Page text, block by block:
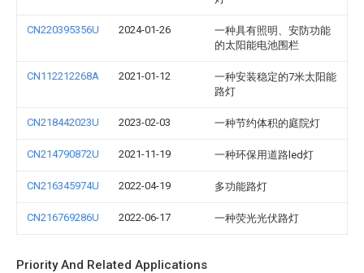
CN220395356U 2024-01-26
一种具有照明、安防功能
的太阳能电池围栏
CN112212268A 2021-01-12
一种安装稳定的7米太阳能
路灯
CN218442023U 2023-02-03 一种节约体积的庭院灯
CN214790872U 2021-11-19 一种环保用道路led灯
CN216345974U 2022-04-19 多功能路灯
CN216769286U 2022-06-17 一种荧光光伏路灯
Priority And Related Applications